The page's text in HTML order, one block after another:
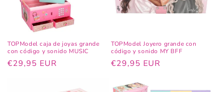
TOPModel caja de joyas grande
con código y sonido MUSIC
Precio
€29,95 EUR
TOPModel Joyero grande con
código y sonido MY BFF
Precio
€29,95 EUR